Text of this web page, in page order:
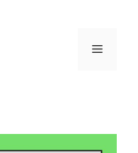
Menu